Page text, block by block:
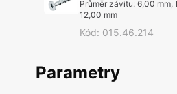
Průměr závitu: 6,00 mm,
12,00 mm
Kód: 015.46.214
Parametry